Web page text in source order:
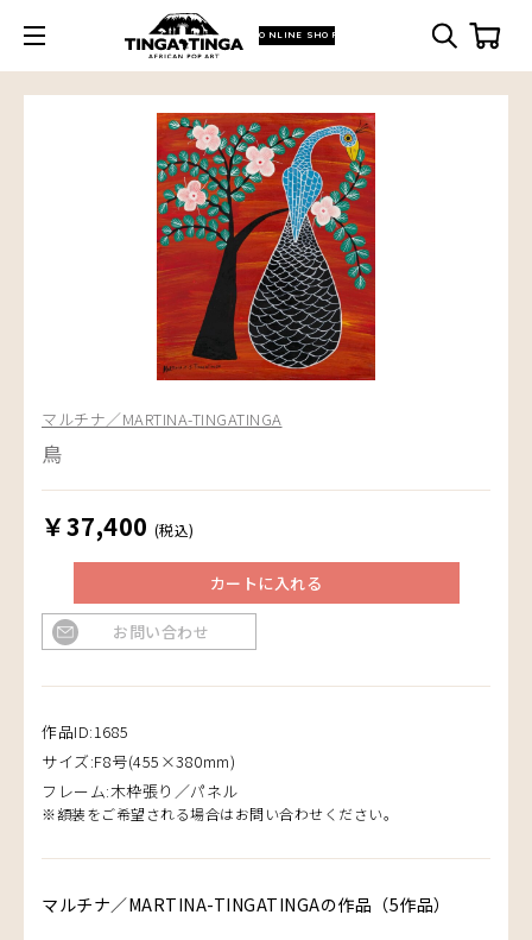
ONLINE SHOP
マルチナ／MARTINA-TINGATINGA
鳥
￥37,400 (税込)
カートに入れる
お問い合わせ
作品ID:1685
サイズ:F8号(455×380mm)
フレーム:木枠張り／パネル
※額装をご希望される場合はお問い合わせください。
マルチナ／MARTINA-TINGATINGAの作品（5作品）